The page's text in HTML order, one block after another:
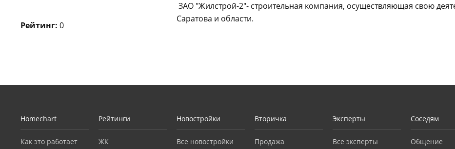
Рейтинг: 0
ЗАО "Жилстрой-2"- строительная компания, осуществляющая свою
Саратова и области.
Homechart
Как это работает
Рейтинги
ЖК
Новостройки
Все новостройки
Вторичка
Продажа
Эксперты
Все эксперты
Соседям
Общение